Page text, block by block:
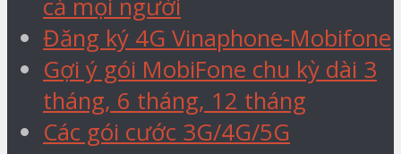
cả mọi người
Đăng ký 4G Vinaphone-Mobifone
Gợi ý gói MobiFone chu kỳ dài 3
tháng, 6 tháng, 12 tháng
Các gói cước 3G/4G/5G